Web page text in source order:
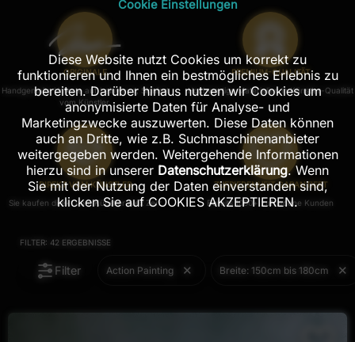
ORIGINALE
Handgemalte Unikate auf Leinwand, Signiert
vom Künstler.
PREMIUM-QUALITÄT
Hochwertige Materialien in Künstler-Qualität
DIREKT VOM KÜNSTLER
Sie kaufen direkt vom Künstler Alex Zerr
ZUFRIEDENHEIT GARANTIERT
Bereits 1000+ zufriedene Kunden
FILTER: 42 ERGEBNISSE
Filter Action Painting Breite: 150cm bis 180cm
Cookie Einstellungen
Diese Website nutzt Cookies um korrekt zu
funktionieren und Ihnen ein bestmögliches Erlebnis zu
bereiten. Darüber hinaus nutzen wir Cookies um
anonymisierte Daten für Analyse- und
Marketingzwecke auszuwerten. Diese Daten können
auch an Dritte, wie z.B. Suchmaschinenanbieter
weitergegeben werden. Weitergehende Informationen
hierzu sind in unserer Datenschutzerklärung. Wenn
Sie mit der Nutzung der Daten einverstanden sind,
klicken Sie auf COOKIES AKZEPTIEREN.